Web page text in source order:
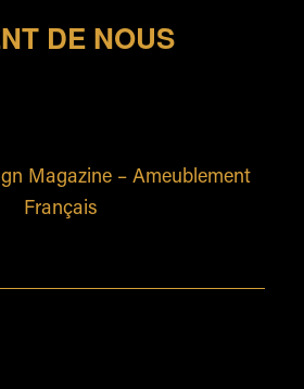
DE NOUS
Magazine – Ameublement
Français